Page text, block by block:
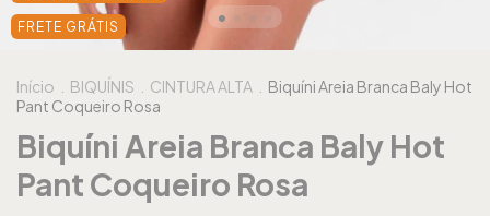
FRETE GRÁTIS
Início BIQUÍNIS CINTURA ALTA
Biquíni Areia Branca Baly Hot
Pant Coqueiro Rosa
Biquíni Areia Branca Baly Hot
Pant Coqueiro Rosa